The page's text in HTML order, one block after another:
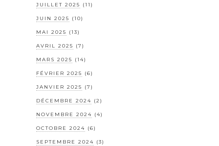
JUILLET 2025 (11)
JUIN 2025 (10)
MAI 2025 (13)
AVRIL 2025 (7)
MARS 2025 (14)
FÉVRIER 2025 (6)
JANVIER 2025 (7)
DÉCEMBRE 2024 (2)
NOVEMBRE 2024 (4)
OCTOBRE 2024 (6)
SEPTEMBRE 2024 (3)